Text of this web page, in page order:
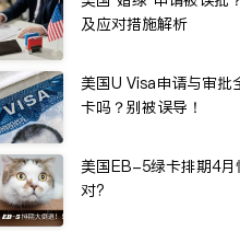
及应对措施解析
美国U Visa申请与审
卡吗？别被误导！
美国EB-5绿卡排期4月
对?